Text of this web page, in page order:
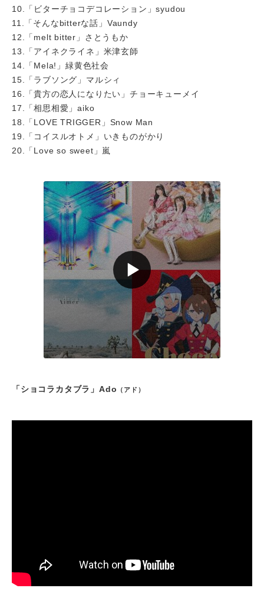
10.「ビターチョコデコレーション」syudou
11.「そんなbitterな話」Vaundy
12.「melt bitter」さとうもか
13.「アイネクライネ」米津玄師
14.「Mela!」緑黄色社会
15.「ラブソング」マルシィ
16.「貴方の恋人になりたい」チョーキューメイ
17.「相思相愛」aiko
18.「LOVE TRIGGER」Snow Man
19.「コイスルオトメ」いきものがかり
20.「Love so sweet」嵐
「ショコラカタブラ」Ado （アド）